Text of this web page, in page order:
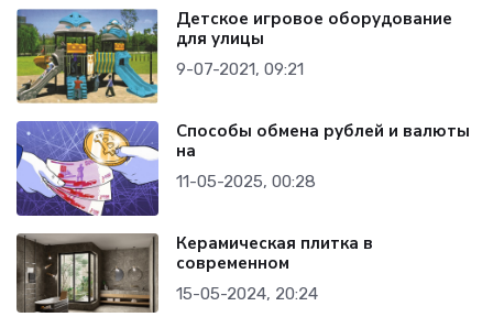
Детское игровое оборудование
для улицы
9-07-2021, 09:21
Способы обмена рублей и валюты
на
11-05-2025, 00:28
Керамическая плитка в
современном
15-05-2024, 20:24